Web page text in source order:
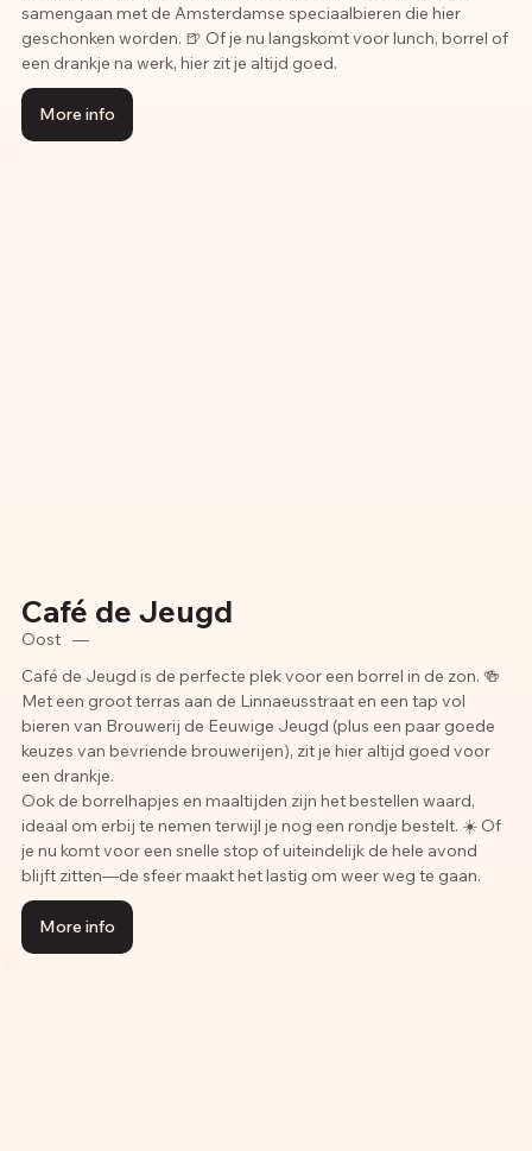
samengaan met de Amsterdamse speciaalbieren die hier
geschonken worden. 🍺 Of je nu langskomt voor lunch, borrel of
een drankje na werk, hier zit je altijd goed.
More info
Café de Jeugd
Oost —
Café de Jeugd is de perfecte plek voor een borrel in de zon. 🍻
Met een groot terras aan de Linnaeusstraat en een tap vol
bieren van Brouwerij de Eeuwige Jeugd (plus een paar goede
keuzes van bevriende brouwerijen), zit je hier altijd goed voor
een drankje.
Ook de borrelhapjes en maaltijden zijn het bestellen waard,
ideaal om erbij te nemen terwijl je nog een rondje bestelt. ☀️ Of
je nu komt voor een snelle stop of uiteindelijk de hele avond
blijft zitten—de sfeer maakt het lastig om weer weg te gaan.
More info